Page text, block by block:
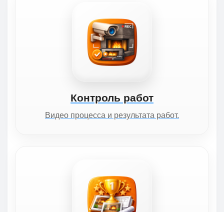
Контроль работ
Видео процесса и результата работ.